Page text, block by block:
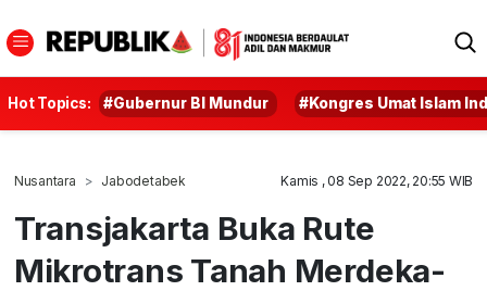
Hot Topics: #Gubernur BI Mundur #Kongres Umat Islam
Nusantara Jabodetabek Kamis , 08 Sep 2022, 20:55 WIB
Transjakarta Buka Rute
Mikrotrans Tanah Merdeka-